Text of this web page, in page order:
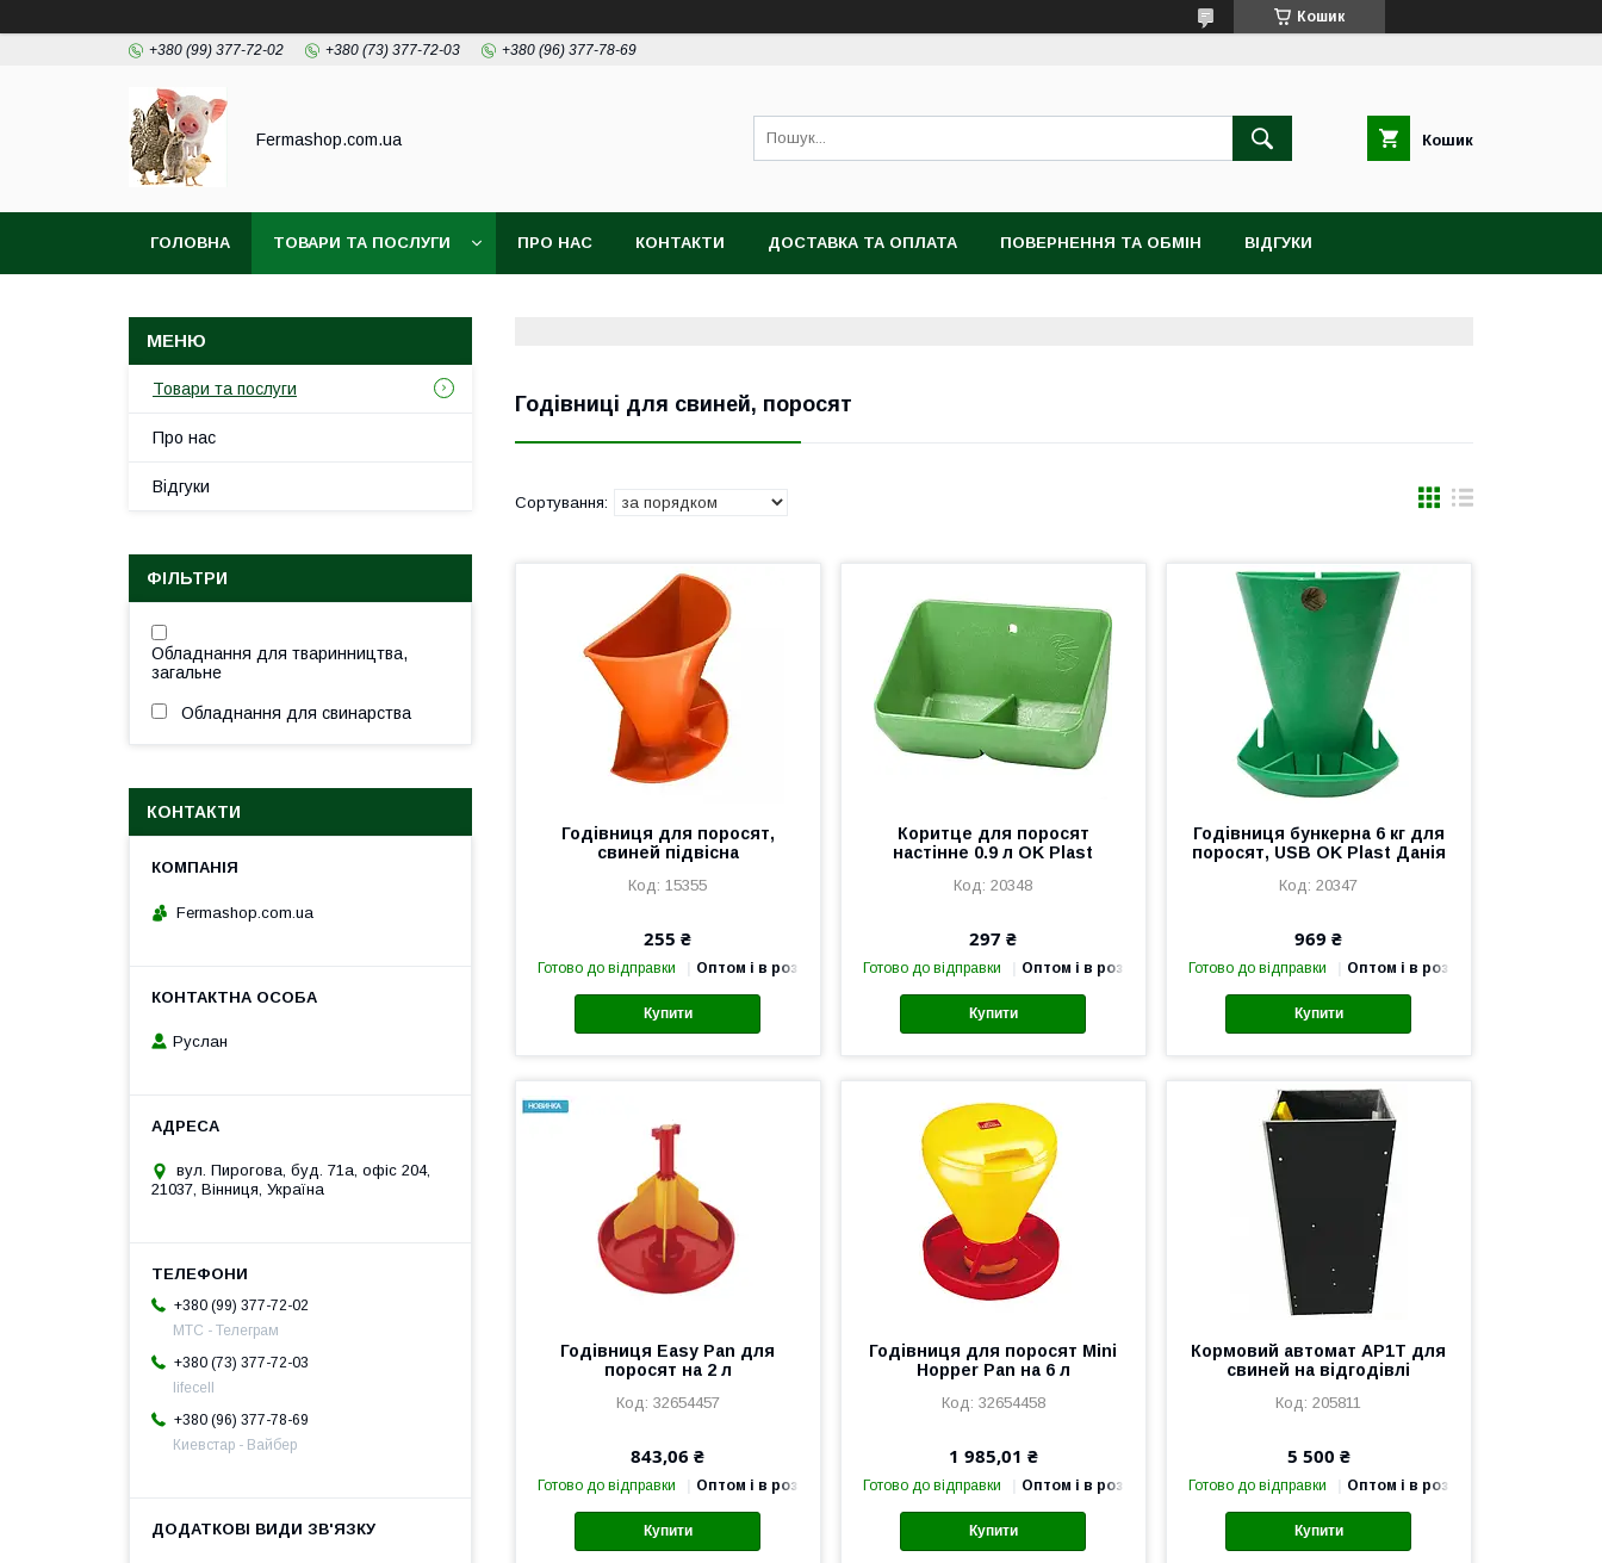
Кошик
+380 (99) 377-72-02 +380 (73) 377-72-03 +380 (96) 377-78-69
Fermashop.com.ua Кошик
ГОЛОВНА ТОВАРИ ТА ПОСЛУГИ ПРО НАС КОНТАКТИ ДОСТАВКА ТА ОПЛАТА ПОВЕРНЕННЯ ТА ОБМІН ВІДГУКИ
Годівниці для свиней, поросят
Годівниця для поросят,
свиней підвісна
15355
255 ₴
Готово до відправки Оптом і в роздріб
Купити
Коритце для поросят
настінне 0.9 л OK Plast
20348
297 ₴
Готово до відправки Оптом і в роздріб
Купити
Годівниця бункерна 6 кг для
поросят, USB OK Plast Данія
20347
969 ₴
Готово до відправки Оптом і в роздріб
Купити
Годівниця Easy Pan для
поросят на 2 л
32654457
843,06 ₴
Готово до відправки Оптом і в роздріб
Купити
Годівниця для поросят Mini
Hopper Pan на 6 л
32654458
1 985,01 ₴
Готово до відправки Оптом і в роздріб
Купити
Кормовий автомат AP1T для
свиней на відгодівлі
205811
5 500 ₴
Готово до відправки Оптом і в роздріб
Купити
Товари та послуги
Про нас
Відгуки
ФІЛЬТРИ
Обладнання для тваринництва,
загальне
Обладнання для свинарства
КОНТАКТИ
Fermashop.com.ua
Руслан
вул. Пирогова, буд. 71а, офіс 204,
21037, Вінниця, Україна
+380 (99) 377-72-02
МТС - Телеграм
+380 (73) 377-72-03
lifecell
+380 (96) 377-78-69
Киевстар - Вайбер